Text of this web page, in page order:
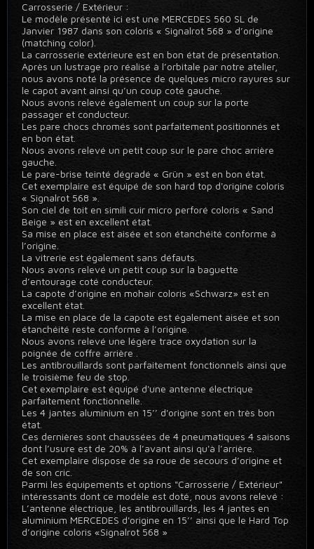
Carrosserie / Extérieur :
Le modèle présenté ici est une MERCEDES 560 SL de
Janvier 1987 dans son coloris « Signalrot 568 » d’origine
(matching color).
La carrosserie extérieure est en bon état de présentation.
Après un lustrage pro réalisé à l’orbitale par notre atelier,
nous avons noté la présence de quelques micro rayures sur
le capot avant ainsi qu’un coup coté gauche.
Nous avons relevé également un coup sur la porte
passager et conducteur.
Les pare chocs chromés sont parfaitement positionnés et
en bon état.
Nous avons relevé un petit coup sur le pare choc arrière
gauche.
Le pare-brise teinté dégradé « Grün » est en bon état.
Cet exemplaire est équipé de son hard top d'origine coloris
« Signalrot 568 ».
Son ciel de toit en simili cuir micro perforé coloris « Sand
Beige » est en excellent état.
Sa mise en place est aisée et son étanchéité conforme à
l’origine.
La vitrerie est également sans défauts.
Nous avons relevé un petit coup sur la baguette
d’entourage coté conducteur.
La capote d’origine en mohair coloris «Schwarz» est en
excellent état.
La mise en place de la capote est également aisée et son
étanchéité reste conforme à l’origine.
Nous avons relevé une légère trace oxydation sur la
poignée de coffre arrière .
Les antibrouillards sont parfaitement fonctionnels ainsi que
le troisième feu de stop.
Cet exemplaire est équipé d'une antenne électrique
parfaitement fonctionnelle.
Les 4 jantes aluminium en 15’’ d'origine sont en très bon
état.
Ces dernières sont chaussées de 4 pneumatiques 4 saisons
dont l’usure est de 20% à l’avant ainsi qu'à l’arrière.
Cet exemplaire dispose de sa roue de secours d’origine et
de son cric.
Parmi les équipements et options "Carrosserie / Extérieur"
intéressants dont ce modèle est doté, nous avons relevé :
L’antenne électrique, les antibrouillards, les 4 jantes en
aluminium MERCEDES d'origine en 15’’ ainsi que le Hard Top
d’origine coloris «Signalrot 568 »